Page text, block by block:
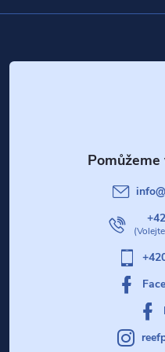
v
á
info@